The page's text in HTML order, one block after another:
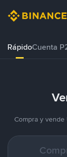
RápidoCuenta
Compra y vende